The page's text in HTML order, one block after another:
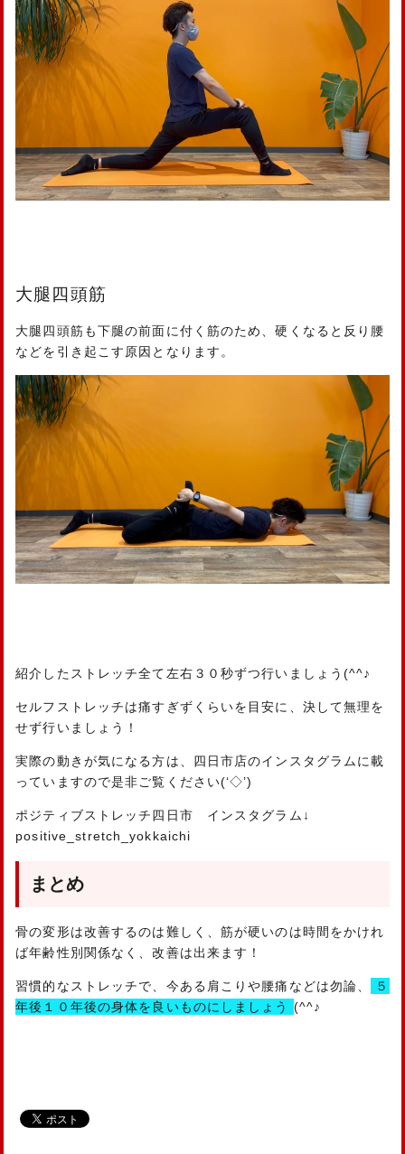
大腿四頭筋
大腿四頭筋も下腿の前面に付く筋のため、硬くなると反り腰
などを引き起こす原因となります。
紹介したストレッチ全て左右３０秒ずつ行いましょう(^^♪
セルフストレッチは痛すぎずくらいを目安に、決して無理を
せず行いましょう！
実際の動きが気になる方は、四日市店のインスタグラムに載
っていますので是非ご覧ください(‘◇’)ゞ
ポジティブストレッチ四日市 インスタグラム↓
positive_stretch_yokkaichi
まとめ
骨の変形は改善するのは難しく、筋が硬いのは時間をかけれ
ば年齢性別関係なく、改善は出来ます！
習慣的なストレッチで、今ある肩こりや腰痛などは勿論、
５
年後１０年後の身体を良いものにしましょう (^^♪